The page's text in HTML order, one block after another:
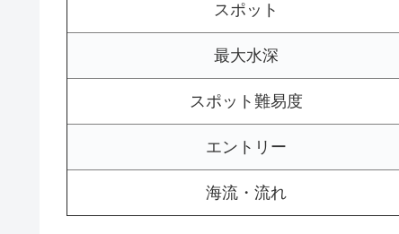
スポット
最大水深
スポット難易度
エントリー
海流・流れ